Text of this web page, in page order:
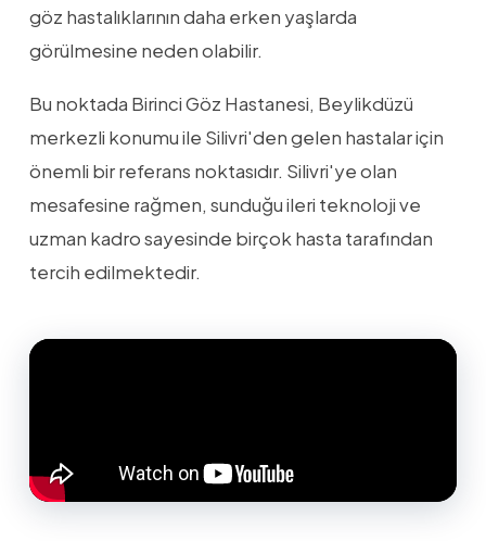
göz hastalıklarının daha erken yaşlarda
görülmesine neden olabilir.
Bu noktada Birinci Göz Hastanesi, Beylikdüzü
merkezli konumu ile Silivri'den gelen hastalar için
önemli bir referans noktasıdır. Silivri'ye olan
mesafesine rağmen, sunduğu ileri teknoloji ve
uzman kadro sayesinde birçok hasta tarafından
tercih edilmektedir.